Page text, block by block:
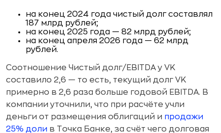
на конец 2024 года чистый долг составлял
187 млрд рублей;
на конец 2025 года — 82 млрд рублей;
на конец апреля 2026 года — 62 млрд
рублей.
Соотношение Чистый долг/EBITDA у VK
составило 2,6 — то есть, текущий долг VK
примерно в 2,6 раза больше годовой EBITDA. В
компании уточнили, что при расчёте учли
деньги от размещения облигаций и продажи
25% доли в Точка Банке, за счёт чего долговая